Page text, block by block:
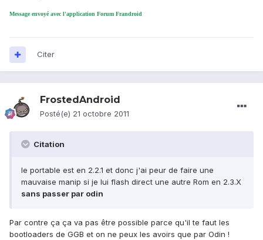
Message envoyé avec l'application Forum Frandroid
Citer
FrostedAndroid
Posté(e) 21 octobre 2011
Citation
le portable est en 2.2.1 et donc j'ai peur de faire une
mauvaise manip si je lui flash direct une autre Rom en 2.3.X
sans passer par odin
Par contre ça ça va pas être possible parce qu'il te faut les
bootloaders de GGB et on ne peux les avoirs que par Odin !